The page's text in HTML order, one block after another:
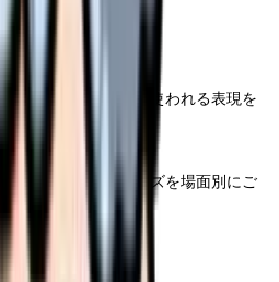
のは、実際の現場で使われる表現を
立つ実践的なフレーズを場面別にご